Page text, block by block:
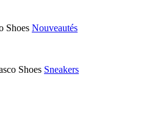
Nouveautés
Sneakers